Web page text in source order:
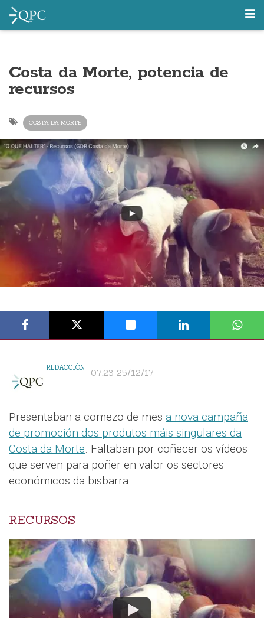
Costa da Morte, potencia de
recursos
COSTA DA MORTE
REDACCIÓN 07:23 25/12/17
Presentaban a comezo de mes a nova campaña
de promoción dos produtos máis singulares da
Costa da Morte. Faltaban por coñecer os vídeos
que serven para poñer en valor os sectores
económicos da bisbarra:
RECURSOS